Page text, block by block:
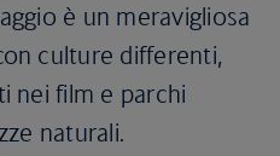
è un meravigliosa
culture differenti,
nei film e parchi
naturali.